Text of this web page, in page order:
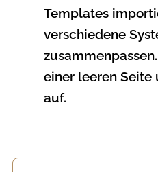
Templates
verschiedene
einer leeren Seite
auf.